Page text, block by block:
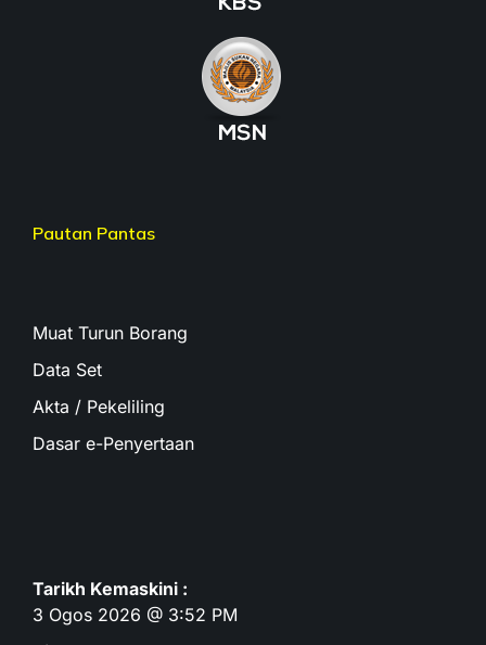
Pautan Pantas
Muat Turun Borang
Data Set
Akta / Pekeliling
Dasar e-Penyertaan
Tarikh Kemaskini :
3 Ogos 2026 @ 3:52 PM